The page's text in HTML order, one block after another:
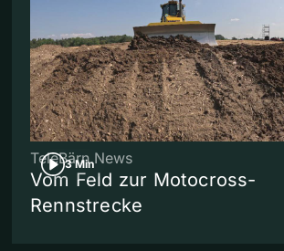
3 Min
TeleBärn News
Vom Feld zur Motocross-
Rennstrecke